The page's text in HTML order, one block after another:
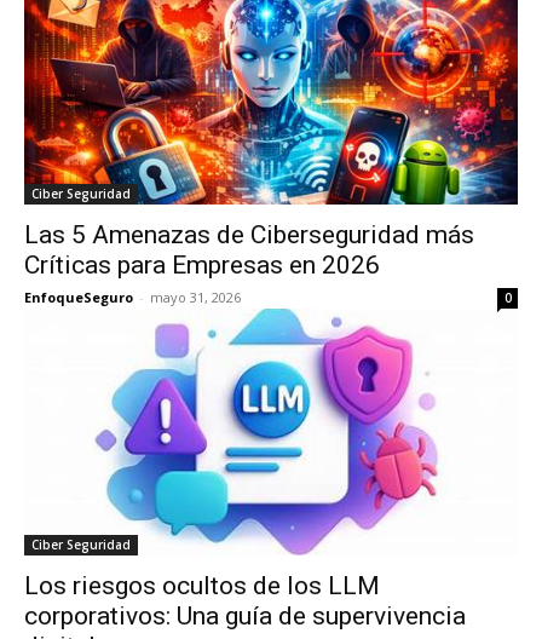
Ciber Seguridad
Las 5 Amenazas de Ciberseguridad más
Críticas para Empresas en 2026
EnfoqueSeguro - mayo 31, 2026 0
Ciber Seguridad
Los riesgos ocultos de los LLM
corporativos: Una guía de supervivencia